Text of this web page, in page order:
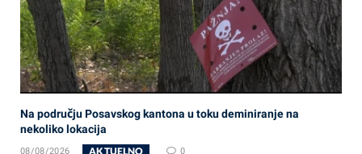
Na području Posavskog kantona u toku deminiranje na
nekoliko lokacija
08/08/2026 AKTUELNO 0